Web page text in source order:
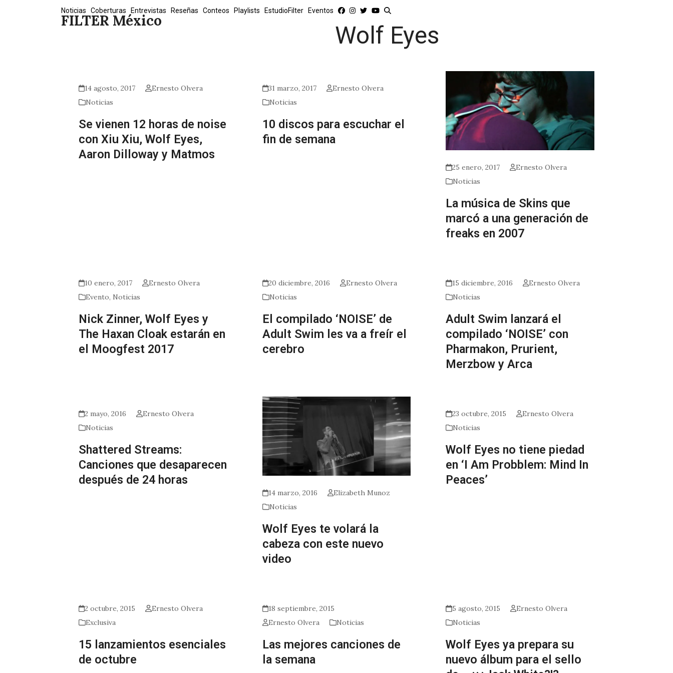
FILTER México
Noticias Coberturas Entrevistas Reseñas Conteos Playlists EstudioFilter Eventos
Wolf Eyes
14 agosto, 2017
Ernesto Olvera
Noticias
Se vienen 12 horas de noise
con Xiu Xiu, Wolf Eyes,
Aaron Dilloway y Matmos
31 marzo, 2017
Ernesto Olvera
Noticias
10 discos para escuchar el
fin de semana
25 enero, 2017
Ernesto Olvera
Noticias
La música de Skins que
marcó a una generación de
freaks en 2007
10 enero, 2017
Ernesto Olvera
Evento, Noticias
Nick Zinner, Wolf Eyes y
The Haxan Cloak estarán en
el Moogfest 2017
20 diciembre, 2016
Ernesto Olvera
Noticias
El compilado ‘NOISE’ de
Adult Swim les va a freír el
cerebro
15 diciembre, 2016
Ernesto Olvera
Noticias
Adult Swim lanzará el
compilado ‘NOISE’ con
Pharmakon, Prurient,
Merzbow y Arca
2 mayo, 2016
Ernesto Olvera
Noticias
Shattered Streams:
Canciones que desaparecen
después de 24 horas
14 marzo, 2016
Elizabeth Munoz
Noticias
Wolf Eyes te volará la
cabeza con este nuevo
video
23 octubre, 2015
Ernesto Olvera
Noticias
Wolf Eyes no tiene piedad
en ‘I Am Probblem: Mind In
Peaces’
2 octubre, 2015
Ernesto Olvera
Exclusiva
15 lanzamientos esenciales
de octubre
18 septiembre, 2015
Ernesto Olvera
Noticias
Las mejores canciones de
la semana
5 agosto, 2015
Ernesto Olvera
Noticias
Wolf Eyes ya prepara su
nuevo álbum para el sello